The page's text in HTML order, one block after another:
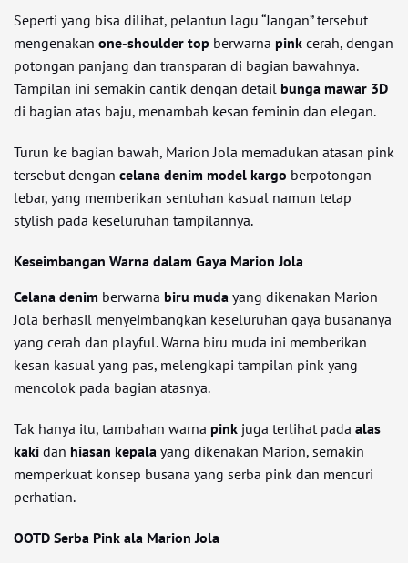
Seperti yang bisa dilihat, pelantun lagu “Jangan” tersebut
mengenakan one-shoulder top berwarna pink cerah, dengan
potongan panjang dan transparan di bagian bawahnya.
Tampilan ini semakin cantik dengan detail bunga mawar 3D
di bagian atas baju, menambah kesan feminin dan elegan.
Turun ke bagian bawah, Marion Jola memadukan atasan pink
tersebut dengan celana denim model kargo berpotongan
lebar, yang memberikan sentuhan kasual namun tetap
stylish pada keseluruhan tampilannya.
Keseimbangan Warna dalam Gaya Marion Jola
Celana denim berwarna biru muda yang dikenakan Marion
Jola berhasil menyeimbangkan keseluruhan gaya busananya
yang cerah dan playful. Warna biru muda ini memberikan
kesan kasual yang pas, melengkapi tampilan pink yang
mencolok pada bagian atasnya.
Tak hanya itu, tambahan warna pink juga terlihat pada alas
kaki dan hiasan kepala yang dikenakan Marion, semakin
memperkuat konsep busana yang serba pink dan mencuri
perhatian.
OOTD Serba Pink ala Marion Jola